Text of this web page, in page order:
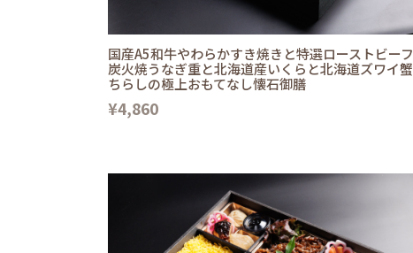
国産A5和牛やわらかすき焼きと特選ローストビーフ
炭火焼うなぎ重と北海道産いくらと北海道ズワイ蟹
ちらしの極上おもてなし懐石御膳
¥4,860